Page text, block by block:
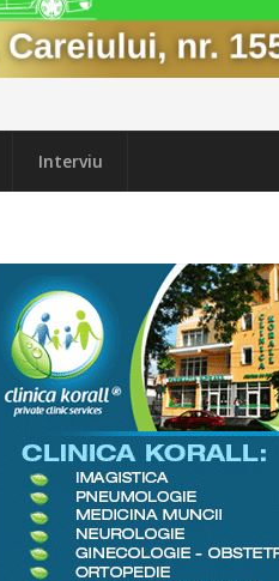
Interviu